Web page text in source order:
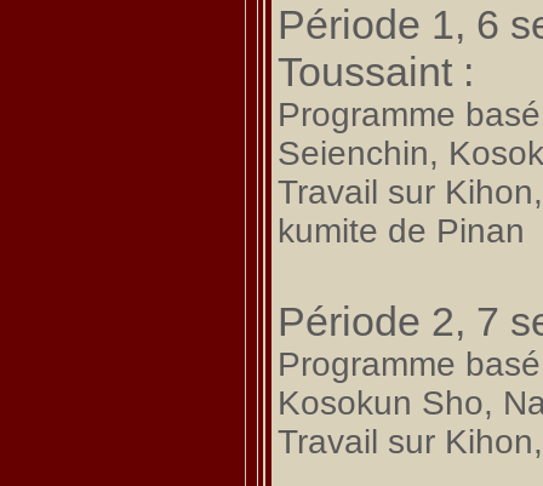
Période 1, 6
Toussaint :
Programme
Seienchin,
Travail sur
kumite de Pinan
Période 2, 7
Programme
Kosokun Sho,
Travail sur